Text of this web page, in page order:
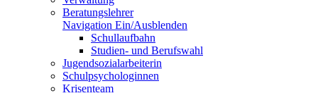
Beratungslehrer
Navigation Ein/Ausblenden
Schullaufbahn
Studien- und Berufswahl
Jugendsozialarbeiterin
Schulpsychologinnen
Krisenteam